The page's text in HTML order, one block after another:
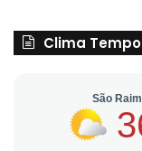
Clima Tempo